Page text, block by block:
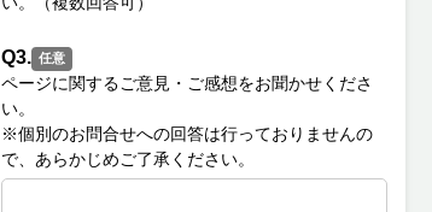
Q3. 任意
ページに関するご意見・ご感想をお聞かせくださ
い。
※個別のお問合せへの回答は行っておりませんの